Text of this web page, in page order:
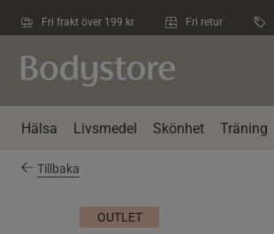
Fri frakt över 199 kr Fri retur
Hälsa Livsmedel Skönhet Träning
Tillbaka
OUTLET